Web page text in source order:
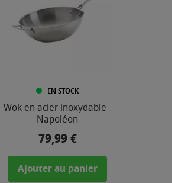
EN STOCK
Wok en acier inoxydable -
Napoléon
Prix
79,99 €
Ajouter au panier